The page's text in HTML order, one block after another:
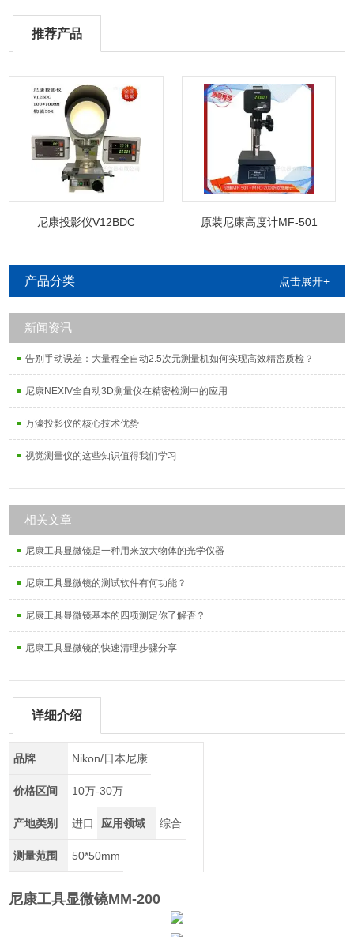
推荐产品
尼康投影仪V12BDC 原装尼康高度计MF-501
产品分类 点击展开+
新闻资讯
告别手动误差：大量程全自动2.5次元测量机如何实现高效精密质检？
尼康NEXIV全自动3D测量仪在精密检测中的应用
万濠投影仪的核心技术优势
视觉测量仪的这些知识值得我们学习
相关文章
尼康工具显微镜是一种用来放大物体的光学仪器
尼康工具显微镜的测试软件有何功能？
尼康工具显微镜基本的四项测定你了解否？
尼康工具显微镜的快速清理步骤分享
详细介绍
品牌 Nikon/日本尼康
价格区间 10万-30万
产地类别 进口 应用领域 综合
测量范围 50*50mm
尼康工具显微镜MM-200